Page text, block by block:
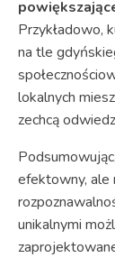
Przykładowo,
na tle
lokalnych
zechcą
efektowny, ale
unikalnymi